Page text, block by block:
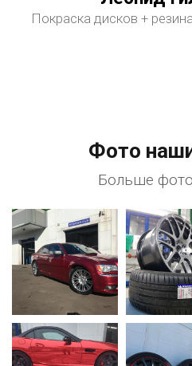
Покраска дисков +
Фото
Больше